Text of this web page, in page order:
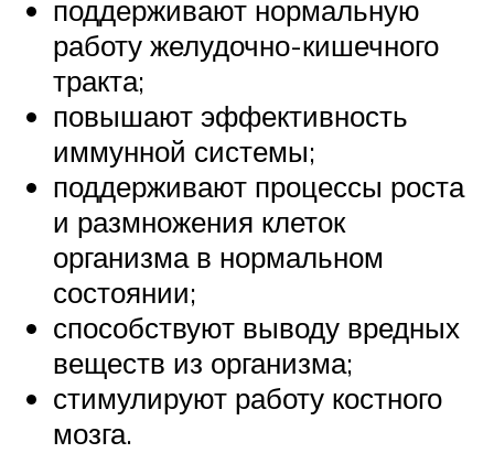
поддерживают нормальную
работу желудочно-кишечного
тракта;
повышают эффективность
иммунной системы;
поддерживают процессы роста
и размножения клеток
организма в нормальном
состоянии;
способствуют выводу вредных
веществ из организма;
стимулируют работу костного
мозга.